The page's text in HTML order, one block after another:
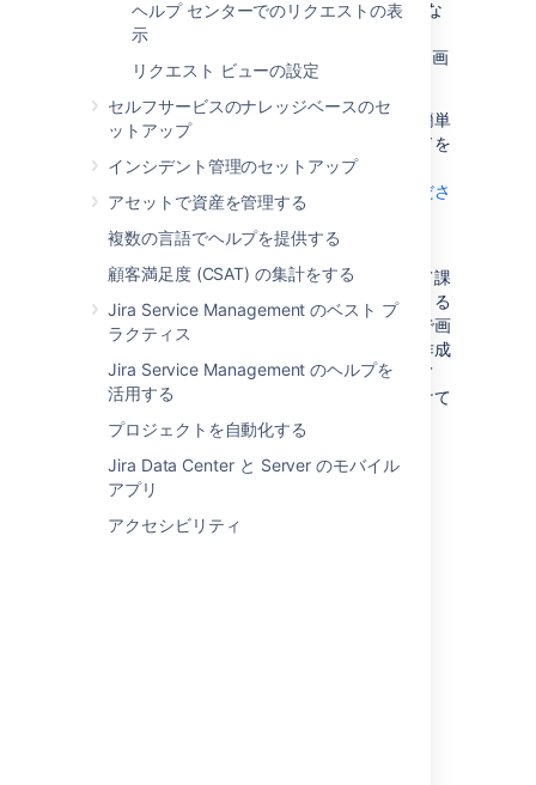
ヘルプ センターでのリクエストの表
示
リクエスト ビューの設定
セルフサービスのナレッジベースのセ
ットアップ
インシデント管理のセットアップ
アセットで資産を管理する
複数の言語でヘルプを提供する
顧客満足度 (CSAT) の集計をする
Jira Service Management のベスト プ
ラクティス
Jira Service Management のヘルプを
活用する
プロジェクトを自動化する
Jira Data Center と Server のモバイル
アプリ
アクセシビリティ
それぞれの課題操作(課題の作成や編集な
ど)
(課題の解決やクローズなど) で表示する画
面を選択する
課題のカスタマイズがチームに与える利点の簡単
な例の 1 つに、課題を作成した際にフィールドを
「必須」と設定できる点があります。
フィールドの挙動を設定する方法をご確認くださ
い。
必須フィールドを使用すると、作業を完了して課
題を解決するために必要な情報を常に把握できる
ようになります。この機能と組み合わせる形で画
面上部に必須フィールドを配置すれば、課題作成
者が使用しないフィールドを非表示にしていて
も、ユーザーが必須フィールドをすぐに見つけて
早急に入力できるようになります。
カスタマイズ前